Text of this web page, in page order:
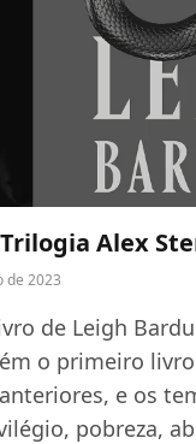
Alex
de 2023
de Leigh
o primeiro
e os
pobreza,